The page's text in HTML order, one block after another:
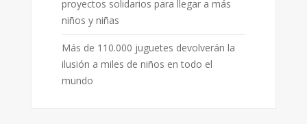
proyectos solidarios para llegar a más
niños y niñas
Más de 110.000 juguetes devolverán la
ilusión a miles de niños en todo el
mundo